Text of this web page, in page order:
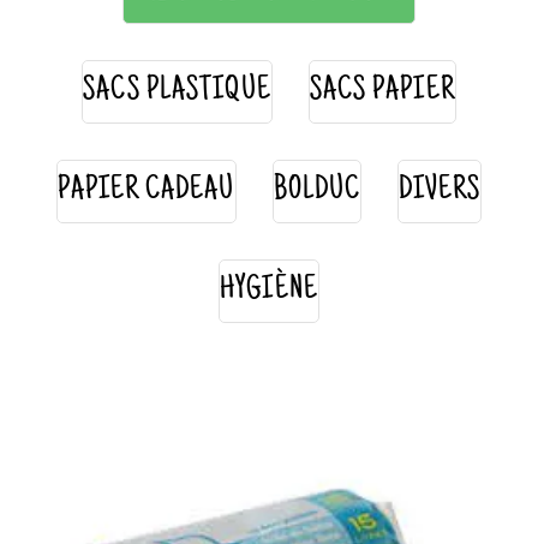
SACS PLASTIQUE SACS PAPIER
PAPIER CADEAU BOLDUC DIVERS
HYGIÈNE